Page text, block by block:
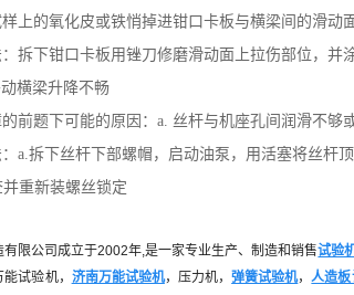
上的氧化皮或铁悄掉进钳口卡板与横梁间的滑动
拆下钳口卡板用锉刀修磨滑动面上拉伤部位，并
横梁升降不畅
前题下可能的原因：a. 丝杆与机座孔间润滑不够
a.拆下丝杆下部螺帽，启动油泵，用活塞将丝杆
新装螺丝锁定
有限公司成立于2002年,是一家专业生产、制造和销售试验
试验机， 济南万能试验机，压力机，弹簧试验机，人造